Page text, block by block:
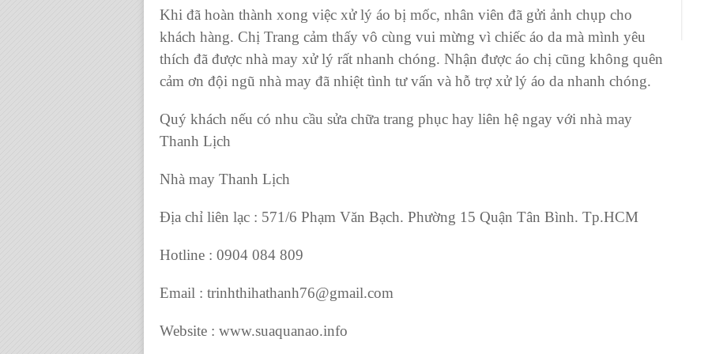
Khi đã hoàn thành xong việc xử lý áo bị mốc, nhân viên đã gửi ảnh chụp cho
khách hàng. Chị Trang cảm thấy vô cùng vui mừng vì chiếc áo da mà mình yêu
thích đã được nhà may xử lý rất nhanh chóng. Nhận được áo chị cũng không quên
cảm ơn đội ngũ nhà may đã nhiệt tình tư vấn và hỗ trợ xử lý áo da nhanh chóng.
Quý khách nếu có nhu cầu sửa chữa trang phục hay liên hệ ngay với nhà may
Thanh Lịch
Nhà may Thanh Lịch
Địa chỉ liên lạc : 571/6 Phạm Văn Bạch. Phường 15 Quận Tân Bình. Tp.HCM
Hotline : 0904 084 809
Email : trinhthihathanh76@gmail.com
Website : www.suaquanao.info